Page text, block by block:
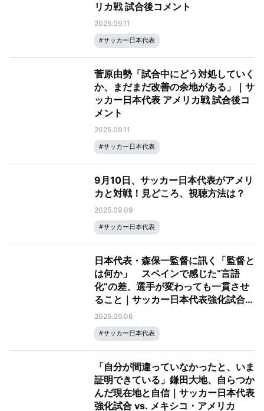
リカ戦 試合後コメント
2025.09.11
#サッカー日本代表
菅原由勢「試合中にどう対処していく
か、まだまだ改善の余地がある」｜サ
ッカー日本代表 アメリカ戦 試合後コ
メント
2025.09.11
#サッカー日本代表
9月10日、サッカー日本代表がアメリ
カと対戦！見どころ、視聴方法は？
2025.09.09
#サッカー日本代表
日本代表・森保一監督に訊く「監督と
は何か」 スペインで感じた“言語
化”の差、選手が変わっても一貫させ
ること｜サッカー日本代表強化試合
vs. メキシコ・アメリカ
2025.09.06
#サッカー日本代表
「自分が間違っていなかったと、いま
証明できている」鎌田大地、自らつか
んだ現在地と自信｜サッカー日本代表
強化試合 vs. メキシコ・アメリカ